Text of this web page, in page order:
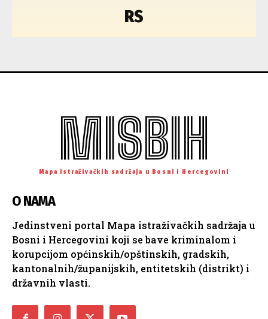
RS
MISBIH
Mapa istraživačkih sadržaja u Bosni i Hercegovini
O NAMA
Jedinstveni portal Mapa istraživačkih sadržaja u
Bosni i Hercegovini koji se bave kriminalom i
korupcijom općinskih/opštinskih, gradskih,
kantonalnih/županijskih, entitetskih (distrikt) i
državnih vlasti.